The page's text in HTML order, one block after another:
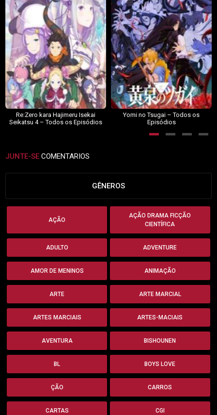
Re:Zero kara Hajimeru Isekai
Seikatsu 4 – Todos os Episódios
Yomi no Tsugai – Todos os
Episódios
JUNTE-SE COMENTARIOS
GÊNEROS
AÇÃO
AÇÃO DRAMA FICÇÃO
CIENTÍFICA
ADULTO ADVENTURE
AMOR DE MENINOS ANIMAÇÃO
ARTE ARTE MARCIAL
ARTES MARCIAIS ARTES-MACIAIS
AVENTURA BISHOUNEN
BL BOYS LOVE
ÇÃO CARROS
CARTAS CGI